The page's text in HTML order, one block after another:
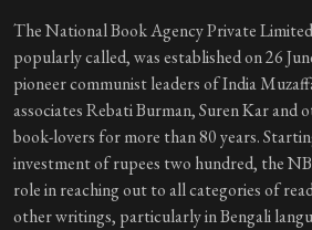
The National Book Agency Private
popularly called, was established on 26
pioneer communist leaders of India
associates Rebati Burman, Suren Kar and
book-lovers for more than 80 years.
investment of rupees two hundred, the
role in reaching out to all categories of
other writings, particularly in Bengali